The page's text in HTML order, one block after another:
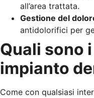
all’area trattata.
Gestione del
antidolorifici per
Quali sono
impianto
Come con qualsiasi